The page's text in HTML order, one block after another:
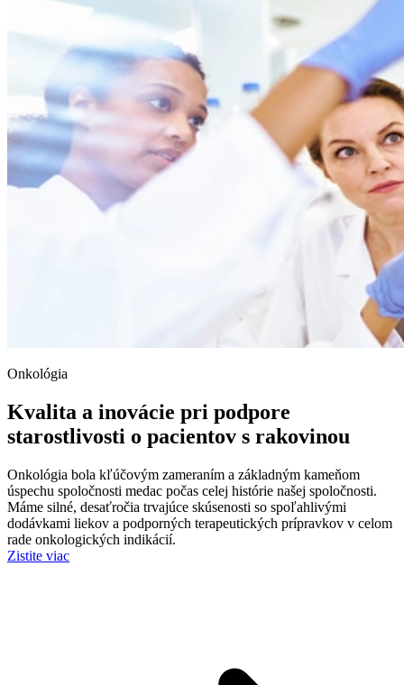
Onkológia
Kvalita a inovácie pri podpore
starostlivosti o pacientov s rakovinou
Onkológia bola kľúčovým zameraním a základným kameňom
úspechu spoločnosti medac počas celej histórie našej spoločnosti.
Máme silné, desaťročia trvajúce skúsenosti so spoľahlivými
dodávkami liekov a podporných terapeutických prípravkov v celom
rade onkologických indikácií.
Zistite viac